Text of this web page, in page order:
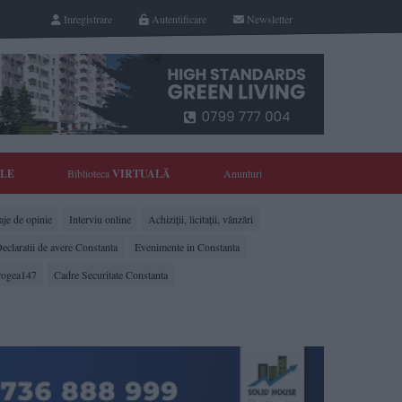
Newsletter
Autentificare
Inregistrare
BibliotecaVIRTUALĂ Anunturi
de opinie Interviu online
Achiziții, licitații, vânzări
de avere Constanta
Evenimente in Constanta
Cadre Securitate Constanta